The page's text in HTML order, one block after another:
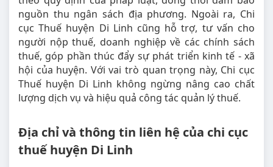
nguồn thu ngân sách địa phương. Ngoài ra, Chi
cục Thuế huyện Di Linh cũng hỗ trợ, tư vấn cho
người nộp thuế, doanh nghiệp về các chính sách
thuế, góp phần thúc đẩy sự phát triển kinh tế - xã
hội của huyện. Với vai trò quan trọng này, Chi cục
Thuế huyện Di Linh không ngừng nâng cao chất
lượng dịch vụ và hiệu quả công tác quản lý thuế.
Địa chỉ và thông tin liên hệ của chi cục
thuế huyện Di Linh